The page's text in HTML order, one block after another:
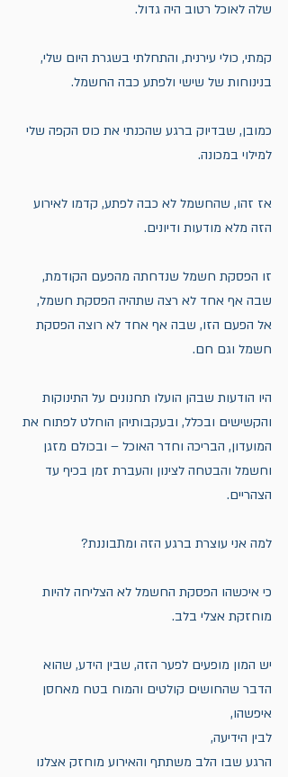
שלה לאוכל רטוב היה גדול.
קמתי, כולי עירנית, והתחלתי בשגרת היום שלי,
בנינוחות של שישי ולפתע כבה החשמל.
כמובן, שבדיוק ברגע שהכנתי את כוס הקפה שלי
למילוי במכונה.
אז זהו, שהחשמל לא כבה לפתע, קדמו לאירוע
הזה מלא מודעות ודיונים.
זו הפסקת חשמל שנדחתה מהפעם הקודמת,
שבה אף אחד לא רצה שתהיה הפסקת חשמל,
אל הפעם הזו, שבה אף אחד לא רוצה הפסקת
חשמל וגם חם.
היו הודעות שבהן הועלו תחנונים על התינוקות
והקשישים ובכלל, ובעקבותיהן הוחלט לפתוח את
המועדון, הבריכה וחדר האוכל – ובכולם מזגן
וחשמל והבטחה לצינון והעברת זמן בכיף עד
הצהריים.
למה אני עוצרת ברגע הזה ומתבוננת?
כי איכשהו הפסקת החשמל לא הצליחה להיות
מוחזקת אצלי בלב.
יש המון מופעים לפער הזה, שבין הידע, שהוא
הדבר שהחושים קולטים והמוח בטח מאחסן
איפשהו,
לבין הידיעה,
הרגע שבו הלב משתתף והאירוע מוחזק אצלנו